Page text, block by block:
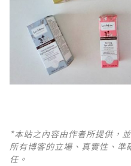
*本站之內容由作者所提供，
所有博客的立場、真實性、
任。